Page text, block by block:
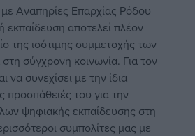
Αναπηρίες Επαρχίας Ρόδου
εκπαίδευση αποτελεί πλέον
της ισότιμης συμμετοχής των
σύγχρονη κοινωνία. Για τον
να συνεχίσει με την ίδια
προσπάθειές του για την
ψηφιακής εκπαίδευσης στη
συμπολίτες μας με